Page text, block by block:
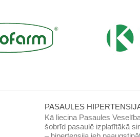
PASAULES
Kā liecina Pasaules
šobrīd pasaulē izplatītākā